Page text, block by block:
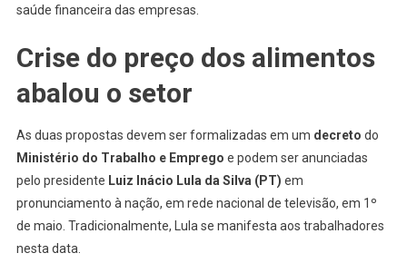
saúde financeira das empresas.
Crise do preço dos alimentos
abalou o setor
As duas propostas devem ser formalizadas em um decreto do
Ministério do Trabalho e Emprego e podem ser anunciadas
pelo presidente Luiz Inácio Lula da Silva (PT) em
pronunciamento à nação, em rede nacional de televisão, em 1º
de maio. Tradicionalmente, Lula se manifesta aos trabalhadores
nesta data.